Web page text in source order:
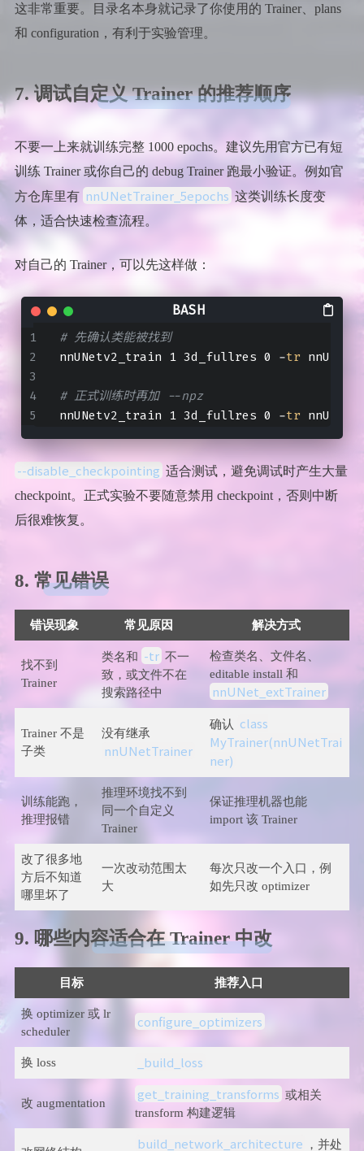
这非常重要。目录名本身就记录了你使用的 Trainer、plans
和 configuration，有利于实验管理。
7. 调试自定义 Trainer 的推荐顺序
不要一上来就训练完整 1000 epochs。建议先用官方已有短
训练 Trainer 或你自己的 debug Trainer 跑最小验证。例如官
方仓库里有 nnUNetTrainer_5epochs 这类训练长度变
体，适合快速检查流程。
对自己的 Trainer，可以先这样做：
# 先确认类能被找到
nnUNetv2_train 1 3d_fullres 0 -tr
# 正式训练时再加 --npz
nnUNetv2_train 1 3d_fullres 0 -tr
--disable_checkpointing 适合测试，避免调试时产生大量
checkpoint。正式实验不要随意禁用 checkpoint，否则中断
后很难恢复。
8. 常见错误
错误现象 常见原因 解决方式
找不到
Trainer
类名和 -tr 不一
致，或文件不在
搜索路径中
检查类名、文件名、
editable install 和
nnUNet_extTrainer
Trainer 不是
子类
没有继承
nnUNetTrainer
确认
class
MyTrainer(nnUNetTrai
ner)
训练能跑，
推理报错
推理环境找不到
同一个自定义
Trainer
保证推理机器也能
import 该 Trainer
改了很多地
方后不知道
哪里坏了
一次改动范围太
大
每次只改一个入口，例
如先只改 optimizer
9. 哪些内容适合在 Trainer 中改
目标 推荐入口
换 optimizer 或 lr
scheduler
configure_optimizers
换 loss _build_loss
改 augmentation
get_training_transforms 或相关
transform 构建逻辑
build_network_architecture
，并处